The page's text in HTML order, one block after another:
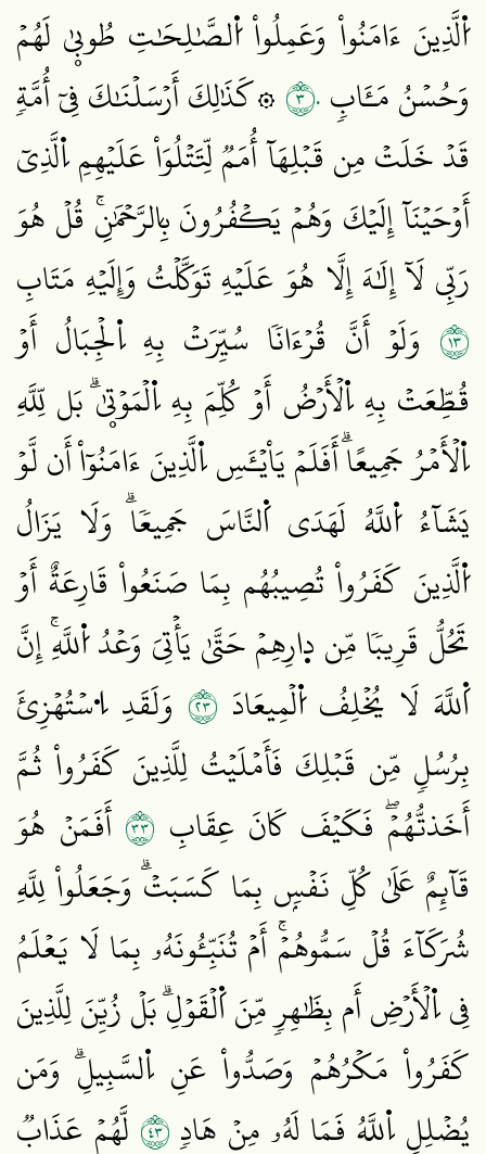
اُ۬لَّذِينَ ءَامَنُواْ وَعَمِلُواْ اُ۬لصَّٰلِحَٰتِ طُوبۭيٰ لَهُمۡ
وَحُسۡنُ مَـَٔابٖ٣٠۞كَذَٰلِكَ أَرۡسَلۡنَٰكَ فِيٓ أُمَّةٖ
قَدۡ خَلَتۡ مِن قَبۡلِهَآ أُمَمٞ لِّتَتۡلُوَاْ عَلَيۡهِمِ اِ۬لَّذِيٓ
أَوۡحَيۡنَآ إِلَيۡكَ وَهُمۡ يَكۡفُرُونَ بِالرَّحۡمَٰنِۚ قُلۡ هُوَ
رَبِّي لَآ إِلَٰهَ إِلَّا هُوَ عَلَيۡهِ تَوَكَّلۡتُ وَإِلَيۡهِ مَتَابِ
٣١ وَلَوۡ أَنَّ قُرۡءَانٗا سُيِّرَتۡ بِهِ اِ۬لۡجِبَالُ أَوۡ
قُطِّعَتۡ بِهِ اِ۬لۡأَرۡضُ أَوۡ كُلِّمَ بِهِ اِ۬لۡمَوۡتۭيٰۗ بَل لِّلَّهِ
اِ۬لۡأَمۡرُ جَمِيعًاۗ أَفَلَمۡ يَاْيۡـَٔسِ اِ۬لَّذِينَ ءَامَنُوٓاْ أَن لَّوۡ
يَشَآءُ اُ۬للَّهُ لَهَدَى اَ۬لنَّاسَ جَمِيعٗاۗ وَلَا يَزَالُ
اُ۬لَّذِينَ كَفَرُواْ تُصِيبُهُم بِمَا صَنَعُواْ قَارِعَةٌ أَوۡ
تَحُلُّ قَرِيبٗا مِّن د۪ارِهِمۡ حَتَّىٰ يَأۡتِيَ وَعۡدُ اُ۬للَّهِۚ إِنَّ
اَ۬للَّهَ لَا يُخۡلِفُ اُ۬لۡمِيعَادَ ٣٢ وَلَقَدِ اِ۟سۡتُهۡزِئَ
بِرُسُلٖ مِّن قَبۡلِكَ فَأَمۡلَيۡتُ لِلَّذِينَ كَفَرُواْ ثُمَّ
أَخَذتُّهُمۡۖ فَكَيۡفَ كَانَ عِقَابِ ٣٣ أَفَمَنۡ هُوَ
قَآئِمٌ عَلَىٰ كُلِّ نَفۡسِۢ بِمَا كَسَبَتۡۗ وَجَعَلُواْ لِلَّهِ
شُرَكَآءَ قُلۡ سَمُّوهُمۡۚ أَمۡ تُنَبِّـُٔونَهُۥ بِمَا لَا يَعۡلَمُ
فِي اِ۬لۡأَرۡضِ أَم بِظَٰهِرٖ مِّنَ اَ۬لۡقَوۡلِۗ بَلۡ زُيِّنَ لِلَّذِينَ
كَفَرُواْ مَكۡرُهُمۡ وَصَدُّواْ عَنِ اِ۬لسَّبِيلِۗ وَمَن
يُضۡلِلِ اِ۬للَّهُ فَمَا لَهُۥ مِنۡ هَادٖ٣٤ لَّهُمۡ عَذَابٞ